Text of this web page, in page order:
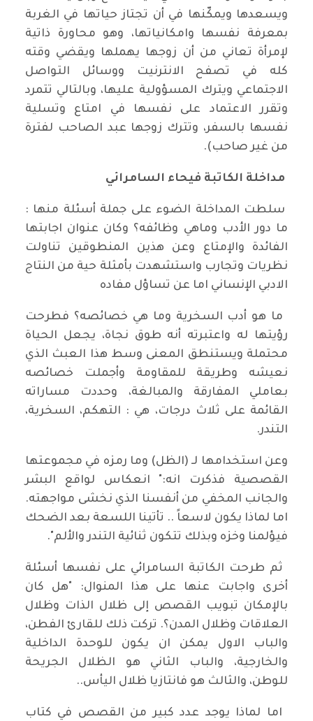
ويسعدها ويمكّنها في أن تجتاز حياتها في الغربة
بمعرفة نفسها وامكانياتها، وهو محاورة ذاتية
لإمرأة تعاني من أن زوجها يهملها ويقضي وقته
كله في تصفح الانترنيت ووسائل التواصل
الاجتماعي ويترك المسؤولية عليها، وبالتالي تتمرد
وتقرر الاعتماد على نفسها في امتاع وتسلية
نفسها بالسفر، وتترك زوجها عبد الصاحب لفترة
من غير صاحب).
مداخلة الكاتبة فيحاء السامرائي
سلطت المداخلة الضوء على جملة أسئلة منها :
ما دور الأدب وماهي وظائفه؟ وكان عنوان اجابتها
الفائدة والإمتاع وعن هذين المنطوقين تناولت
نظريات وتجارب واستشهدت بأمثلة حية من النتاج
الادبي الإنساني اما عن تساؤل مفاده
⁠ ⁠⁠ما هو أدب السخرية وما هي خصائصه؟ فطرحت
رؤيتها له واعتبرته أنه طوق نجاة، يجعل الحياة
محتملة ويستنطق المعنى وسط هذا العبث الذي
نعيشه وطريقة للمقاومة وأجملت خصائصه
بعاملي المفارقة والمبالغة، وحددت مساراته
القائمة على ثلاث درجات، هي : التهكم، السخرية،
التندر.
⁠⁠⁠وعن استخدامها لـ (الظل) وما رمزه في مجموعتها
القصصية فذكرت انه:" انعكاس لواقع البشر
والجانب المخفي من أنفسنا الذي نخشى مواجهته.
اما لماذا يكون لاسعاً .. تأتينا اللسعة بعد الضحك
فيؤلمنا وخزه وبذلك تتكون ثنائية التندر والألم".
⁠⁠⁠ ثم طرحت الكاتبة السامرائي على نفسها أسئلة
أخرى واجابت عنها على هذا المنوال: "هل كان
بالإمكان تبويب القصص إلى ظلال الذات وظلال
العلاقات وظلال المدن؟. تركت ذلك للقارئ الفطن،
والباب الاول يمكن ان يكون للوحدة الداخلية
والخارجية، والباب الثاني هو الظلال الجريحة
للوطن، والثالث هو فانتازيا ظلال اليأس..
⁠⁠⁠ اما لماذا يوجد عدد كبير من القصص في كتاب